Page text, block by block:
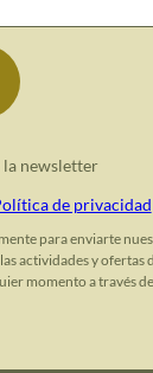
newsletter
de privacidad
para enviarte
actividades y ofertas
momento a través